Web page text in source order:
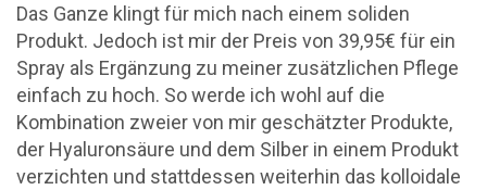
Das Ganze klingt für mich nach einem soliden
Produkt. Jedoch ist mir der Preis von 39,95€ für ein
Spray als Ergänzung zu meiner zusätzlichen Pflege
einfach zu hoch. So werde ich wohl auf die
Kombination zweier von mir geschätzter Produkte,
der Hyaluronsäure und dem Silber in einem Produkt
verzichten und stattdessen weiterhin das kolloidale